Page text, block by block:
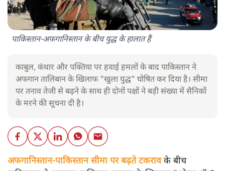
पाकिस्तान-अफगानिस्तान के बीच युद्ध के हालात हैं
काबुल, कंधार और पक्तिया पर हवाई हमलों के बाद पाकिस्तान ने
अफगान तालिबान के खिलाफ "खुला युद्ध" घोषित कर दिया है। सीमा
पर तनाव तेजी से बढ़ने के साथ ही दोनों पक्षों ने बड़ी संख्या में सैनिकों
के मरने की सूचना दी है।
अफगानिस्तान-पाकिस्तान सीमा पर बढ़ते टकरावके बीच